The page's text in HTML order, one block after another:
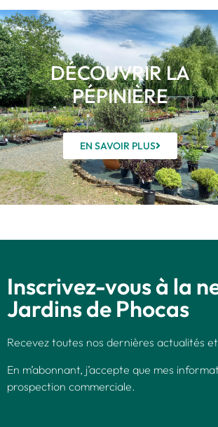
argileuses si on améliore le
drainage avec un peu de
sable (1)
très bien drainé (2)
DÉCOUVRIR LA
PÉPINIÈRE
EN SAVOIR PLUS
Inscrivez-vous à la
Jardins de Phocas
Recevez toutes nos dernières actualités
En m’abonnant, j’accepte que mes
prospection commerciale.